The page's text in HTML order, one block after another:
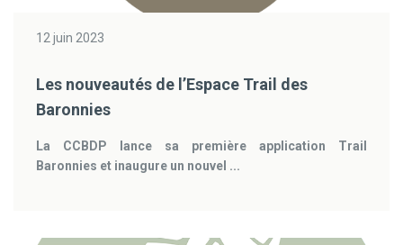
12 juin 2023
Les nouveautés de l’Espace Trail des
Baronnies
La CCBDP lance sa première application Trail
Baronnies et inaugure un nouvel ...